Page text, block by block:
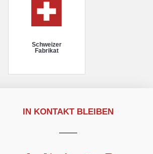
Schweizer
Fabrikat
IN KONTAKT BLEIBEN